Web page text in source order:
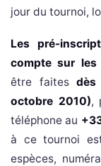
jour du tournoi,
Les pré-
compte sur
être faitesdès
octobre 2010),
téléphone au
à ce tournoi
espèces,